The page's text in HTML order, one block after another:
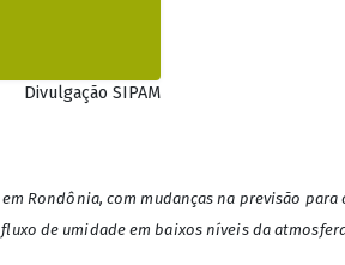
Divulgação SIPAM
Rondônia, com mudanças na previsão para
de umidade em baixos níveis da